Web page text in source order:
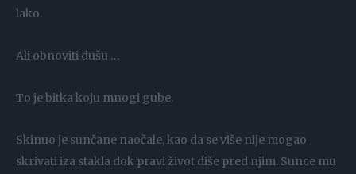
lako.
Ali obnoviti dušu …
To je bitka koju mnogi gube.
Skinuo je sunčane naočale, kao da se više nije mogao
skrivati ​​iza stakla dok pravi život diše pred njim. Sunce mu